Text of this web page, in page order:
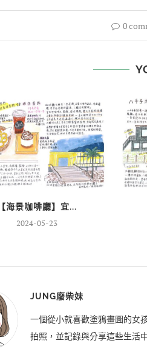
0
【海景咖啡廳】宜...
2024-05-23
JUNG廢柴妹
一個從小就喜歡塗鴉畫圖的女
拍照，並記錄與分享這些生活